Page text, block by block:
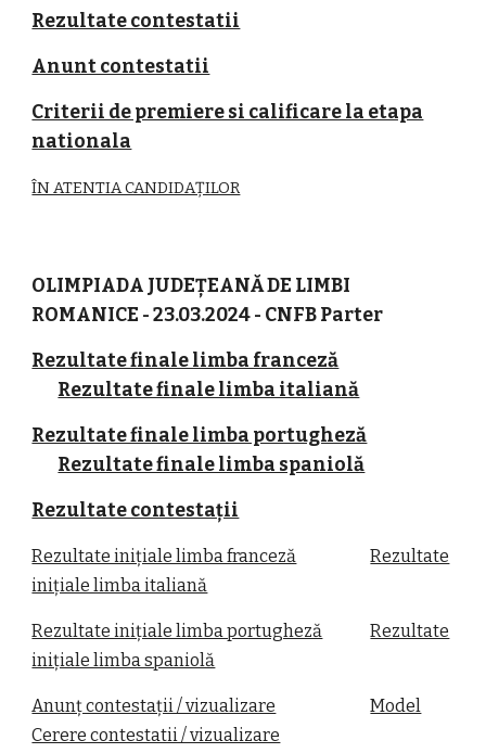
Rezultate contestatii
Anunt contestatii
Criterii de premiere si calificare la etapa
nationala
ÎN ATENTIA CANDIDAȚILOR
OLIMPIADA JUDEȚEANĂ DE LIMBI
ROMANICE - 23.03.2024 - CNFBParter
Rezultate finale limba franceză
Rezultate finale limba italiană
Rezultate finale limba portugheză
Rezultate finale limba spaniolă
Rezultate contestații
Rezultate inițiale limba franceză
Rezultate
inițiale limba italiană
Rezultate inițiale limba portugheză
Rezultate
inițiale limba spaniolă
Anunț contestații / vizualizare
Model
Cerere contestatii / vizualizare